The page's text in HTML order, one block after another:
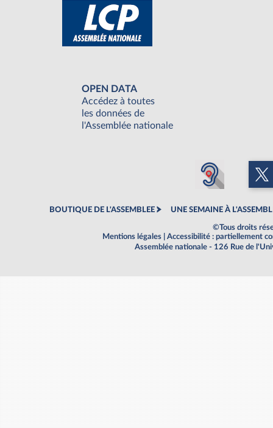
OPEN DATA
Accédez à toutes
les données de
l'Assemblée nationale
BOUTIQUE DE L'ASSEMBLEE UNE SEMAINE À
©Tous droits
Mentions légales
Accessibilité : partiellement
Assemblée nationale - 126 Rue de